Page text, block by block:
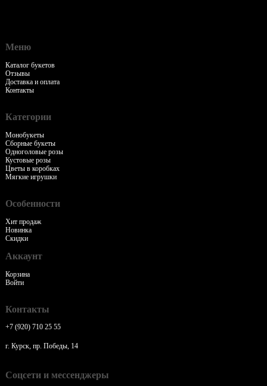
Меню
Каталог букетов
Отзывы
Доставка и оплата
Контакты
Категории
Монобукеты
Сборные букеты
Одноголовые розы
Кустовые розы
Цветы в коробках
Мягкие игрушки
Особенности
Хит продаж
Новинка
Скидки
Аккаунт
Корзина
Войти
Контакты
+7 (920) 710 25 55
г. Курск, пр. Победы, 14
Соцсети и мессенджеры